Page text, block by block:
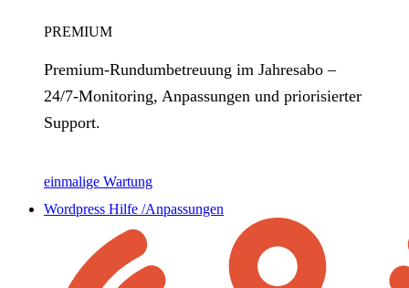
PREMIUM
Premium‑Rundumbetreuung im Jahresabo –
24/7‑Monitoring, Anpassungen und priorisierter
Support.
einmalige Wartung
Wordpress Hilfe /Anpassungen